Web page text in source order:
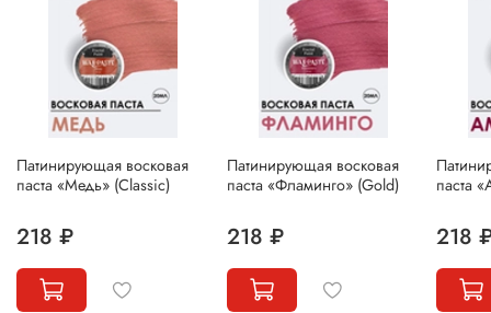
Патинирующая восковая
паста «Медь» (Сlassic)
218 ₽
Патинирующая восковая
паста «Фламинго» (Gold)
218 ₽
паста
218